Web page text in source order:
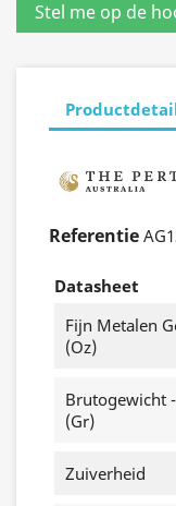
Referentie
Datasheet
Fijn Metalen
(oz)
Brutogewicht
(gr)
Zuiverheid